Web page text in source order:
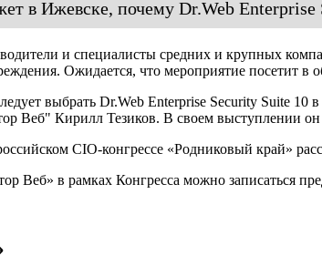
в Ижевске, почему Dr.Web
и специалисты средних и крупных
Ожидается, что мероприятие посетит в
выбрать Dr.Web Enterprise Security Suite 10
Веб" Кирилл Тезиков. В своем выступлении
CIO-конгрессе «Родниковый край»
Веб» в рамках Конгресса можно записаться